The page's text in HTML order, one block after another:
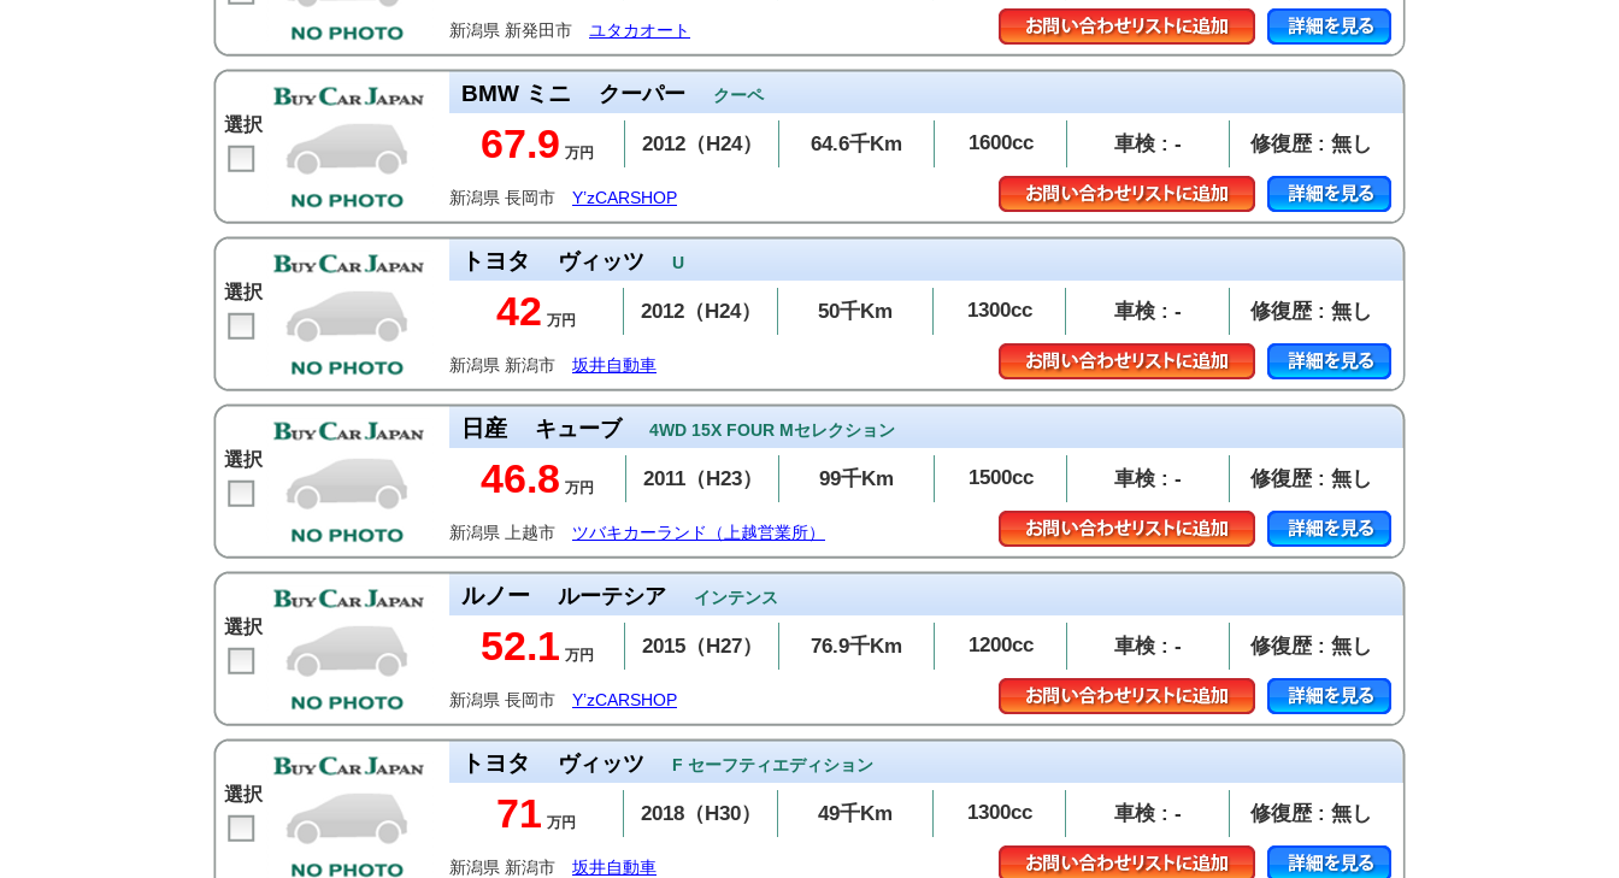
新潟県 新発田市 ユタカオート
選択
BMW ミニ クーパー クーペ
67.9 万円 2012（H24） 64.6千Km 1600cc 車検 : - 修復歴 : 無し
新潟県 長岡市 Y’zCARSHOP
選択
トヨタ ヴィッツ U
42 万円 2012（H24） 50千Km 1300cc 車検 : - 修復歴 : 無し
新潟県 新潟市 坂井自動車
選択
日産 キューブ 4WD 15X FOUR Mセレクション
46.8 万円 2011（H23） 99千Km 1500cc 車検 : - 修復歴 : 無し
新潟県 上越市 ツバキカーランド（上越営業所）
選択
ルノー ルーテシア インテンス
52.1 万円 2015（H27） 76.9千Km 1200cc 車検 : - 修復歴 : 無し
新潟県 長岡市 Y’zCARSHOP
選択
トヨタ ヴィッツ F セーフティエディション
71 万円 2018（H30） 49千Km 1300cc 車検 : - 修復歴 : 無し
新潟県 新潟市 坂井自動車